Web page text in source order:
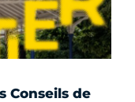
Conseils de